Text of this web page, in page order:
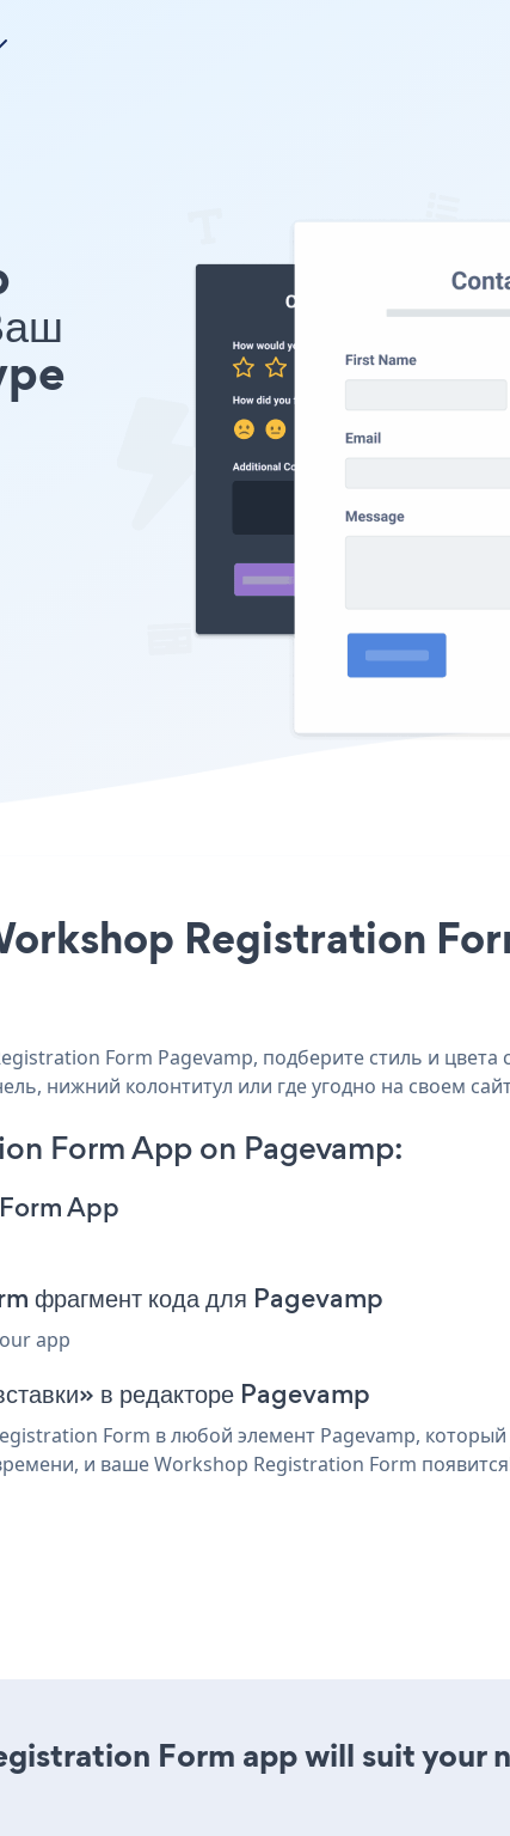
Registration
Form Pagevamp, подберите стиль и
нижний колонтитул или где угодно на своем
Form App on Pagevamp:
App
фрагмент кода для Pagevamp
app
в редакторе Pagevamp
Form в любой элемент Pagevamp,
и ваше Workshop Registration Form
Form app will suit your